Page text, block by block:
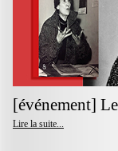
[événement]
Lire la suite...